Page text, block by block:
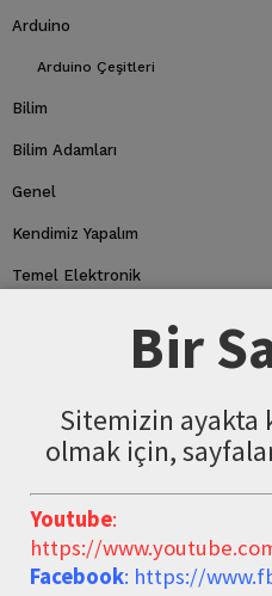
Arduino
Arduino Çeşitleri
Bilim
Bilim Adamları
Genel
Kendimiz Yapalım
Temel Elektronik
Bir
Sitemizin ayakta
olmak için,
Youtube:
https://
Facebook: https://